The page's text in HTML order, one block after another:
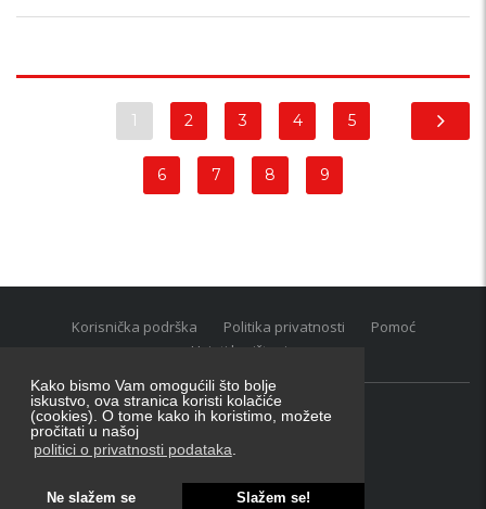
Kako bismo Vam omogućili što bolje
iskustvo, ova stranica koristi kolačiće
(cookies). O tome kako ih koristimo, možete
pročitati u našoj
politici o privatnosti podataka
Ne slažem se Slažem se!
1 2 3 4 5
6 7 8 9
Korisnička podrška Politika privatnosti
Pomoć
Uvjeti korištenja
Oglasnik grupacija:posao.hr|oglasnik.hr|auti.hr
Tečaj za konverziju u EUR valutu: 1 euro = 7.53450 kn